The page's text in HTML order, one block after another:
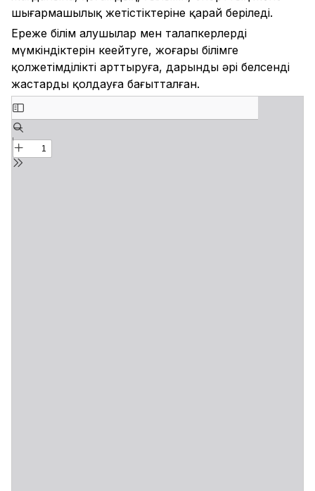
шығармашылық жетістіктеріне қарай беріледі.
Ереже білім алушылар мен талапкерлердің
мүмкіндіктерін кеңейтуге, жоғары білімге
қолжетімділікті арттыруға, дарынды әрі белсенді
жастарды қолдауға бағытталған.